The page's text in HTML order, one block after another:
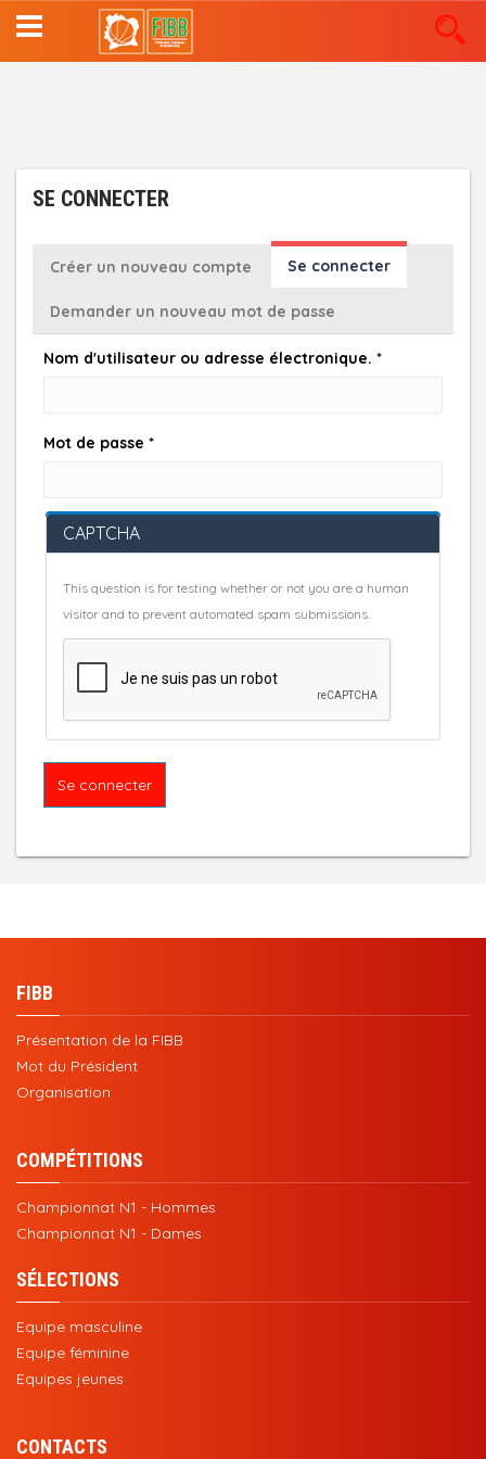
Aller
au
contenu
SE CONNECTER
ONGLETS
PRINCIPAUX
Créer un nouveau compte Se connecter
Demander un nouveau mot de passe
Nom d'utilisateur ou adresse électronique. *
Mot de passe *
CAPTCHA
This question is for testing whether or not you are a human
visitor and to prevent automated spam submissions.
Se connecter
FIBB
Présentation de la FIBB
Mot du Président
Organisation
COMPÉTITIONS
Championnat N1 - Hommes
Championnat N1 - Dames
SÉLECTIONS
Equipe masculine
Equipe féminine
Equipes jeunes
CONTACTS